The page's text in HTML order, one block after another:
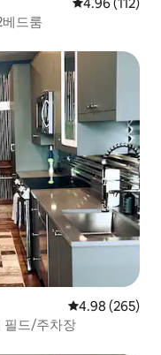
평점 4.96점(5
4.96 (112)
드룸
평점 4.98점(5
4.98 (265)
필드/주차장